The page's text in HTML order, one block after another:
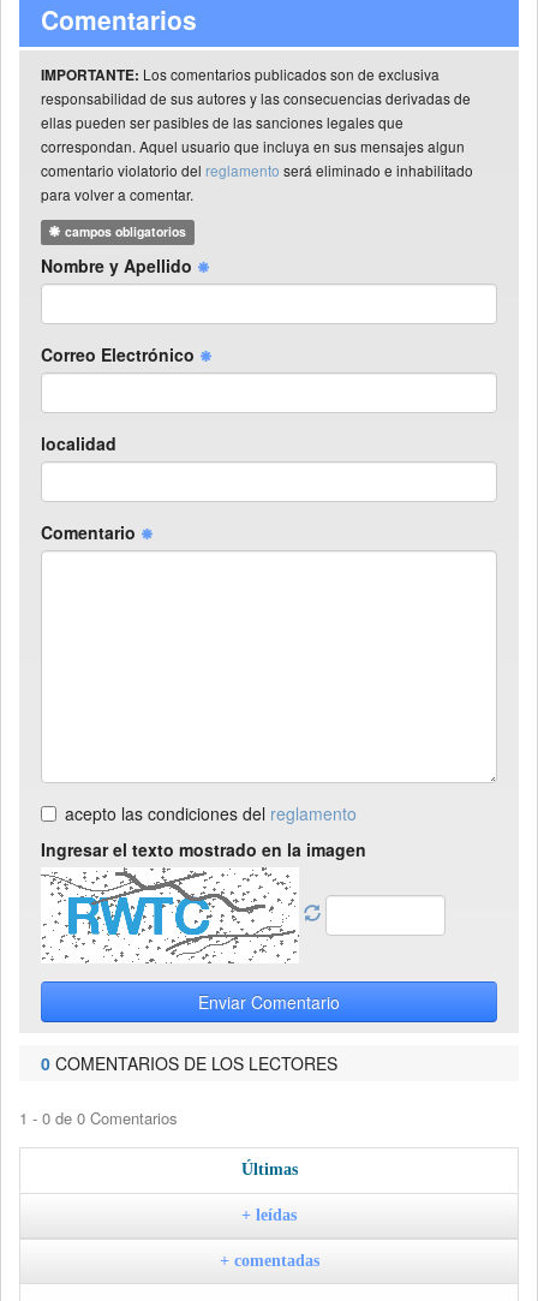
Comentarios
IMPORTANTE: Los comentarios publicados son de exclusiva
responsabilidad de sus autores y las consecuencias derivadas de
ellas pueden ser pasibles de las sanciones legales que
correspondan. Aquel usuario que incluya en sus mensajes algun
comentario violatorio del reglamento será eliminado e inhabilitado
para volver a comentar.
campos obligatorios
Nombre y Apellido
Correo Electrónico
localidad
Comentario
acepto las condiciones del reglamento
Ingresar el texto mostrado en la imagen
Enviar Comentario
0 COMENTARIOS DE LOS LECTORES
1 - 0 de 0 Comentarios
Últimas
+ leídas
+ comentadas